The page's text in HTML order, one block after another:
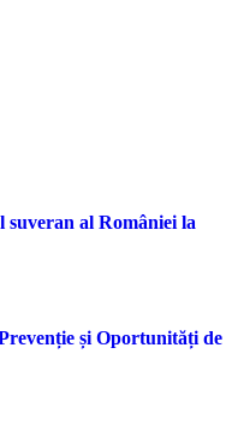
suveran al României la
și Oportunități de